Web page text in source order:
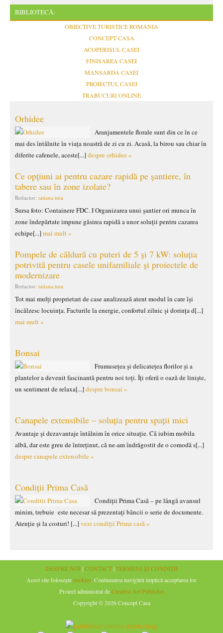
BIBLIOTECĂ:
OBIECTIVE TURISTICE ROMANIA
CONCEPT CASA
ACOPERIȘUL CASEI
FINISAREA CASEI
MANSARDA CASEI
PROIECTUL CASEI
TRABUCURI ONLINE
Orhidee
Aranjamentele florale sunt din ce în ce
mai des întâlnite în viața noastră de zi cu zi. Acasă, la birou sau chiar în
diferite cafenele, aceste[...]despre orhidee »
Ce opțiuni ai pentru cazare rapidă pe șantiere, în
tabere sau în zone izolate?
Redactor: tatiana.tuta
Sursa foto: Containere FDC. I Organizarea unui șantier ori munca în
zone îndepărtate impune găsirea rapidă a unor soluții pentru cazarea
echipe[...]mai mult »
Pompele de căldură cu puteri de 5 și 7 kW: soluția
potrivită pentru casele unifamiliale și proiectele de
modernizare
Redactor: tatiana.tuta
Tot mai mulți proprietari de case analizează atent modul în care își
încălzesc locuința. Facturile la energie, confortul zilnic și dorința d[...]
mai mult »
Bonsai
Frumusețea și delicatețea florilor și a
plantelor a devenit fascinantă pentru noi toți. Îți oferă o oază de liniște,
un sentiment de relaxa[...]despre bonsai »
Canapele extensibile – soluția pentru spații mici
Avantaje și dezavantaje întâlnim în orice situație. Că iubim mobila
albă, dar este greu de întreținut, că ne-am îndrăgostit de o comodă s[...]
despre canapele extensibile »
Condiții Prima Casă
Condiții Prima Casă – pe lângă avansul
minim, trebuie este necesar să prezentați băncii o serie de documente.
Atenție și la costuri! [...]vezi condiții Prima casă »
DESPRE NOI |CONTACT|TERMENI ȘI CONDIȚII
Acest site foloseștecookies. Continuarea navigării implică acceptarea lor.
Proiect administrat deCreative Art Publisher
Copyright © 2026 Concept Casa